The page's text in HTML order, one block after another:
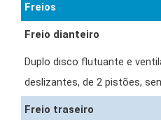
Freios
Freio dianteiro
Duplo disco flutuante e
deslizantes, de 2 pistões,
Freio traseiro